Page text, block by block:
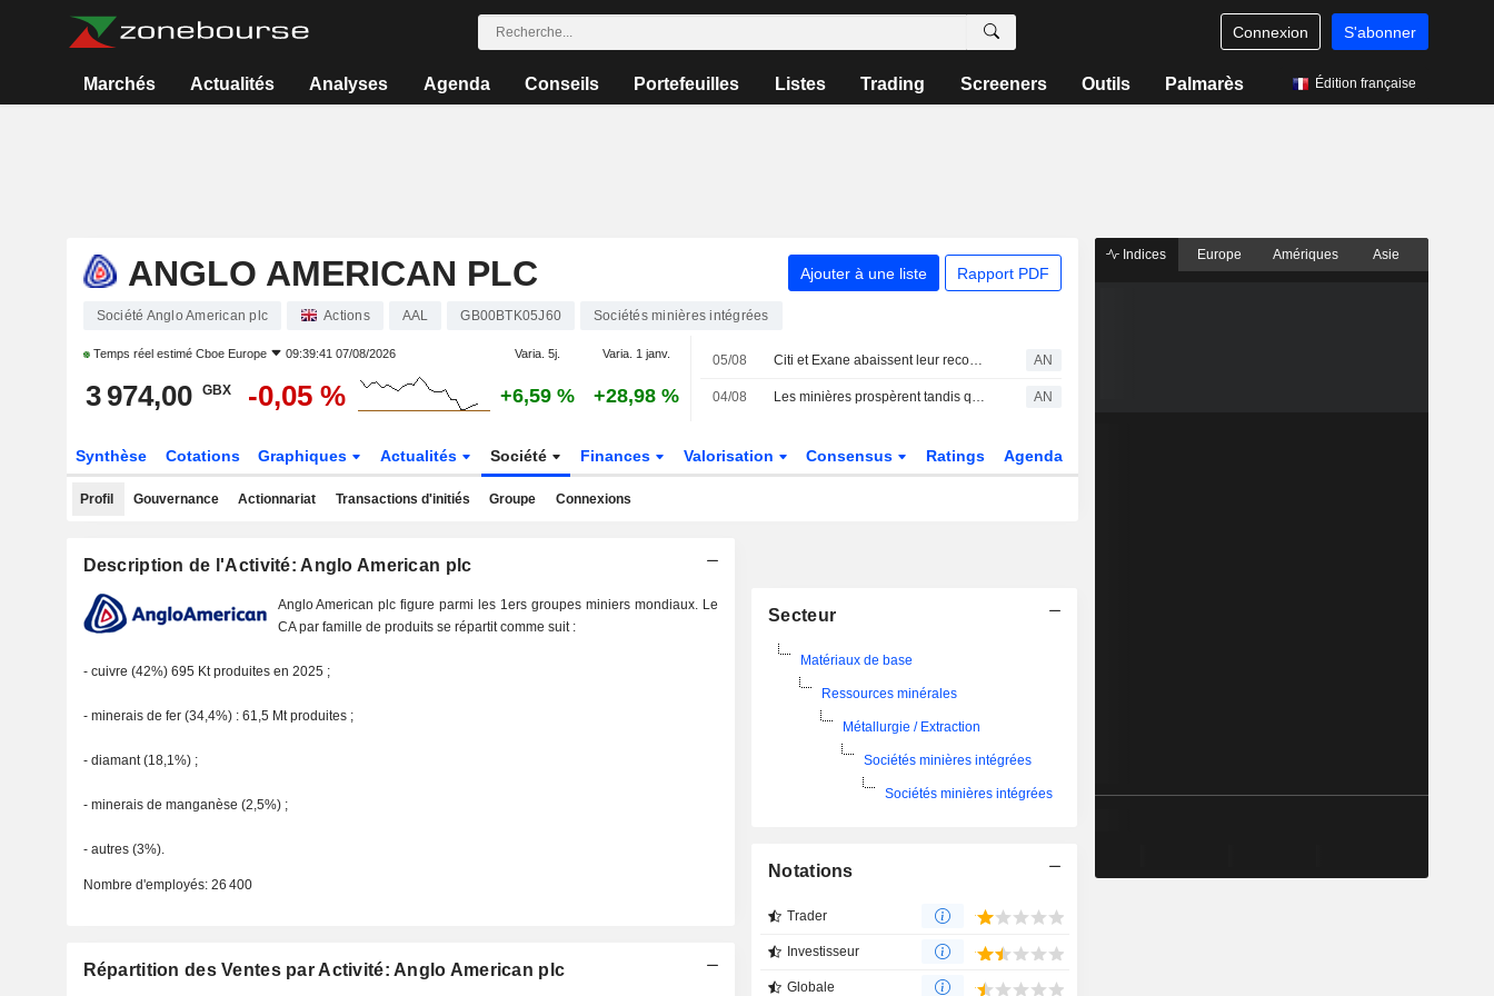
Connexion S'abonner
Marchés Actualités Analyses Agenda Conseils Portefeuilles Listes Trading Screeners Outils Palmarès Édition française
ANGLO AMERICAN PLC Ajouter à une liste Rapport PDF
Société Anglo American plc Actions AAL GB00BTK05J60 Sociétés minières intégrées
Temps réel estimé Cboe Europe 09:39:41 07/08/2026 Varia. 5j. Varia. 1 janv.
3 974,00 GBX -0,05 % +6,59 % +28,98 %
05/08 Citi et Exane abaissent leur recommandation sur HSBC ; LBBW dégrade Vodafone AN
04/08 Les minières prospèrent tandis que le pétrole chute face aux espoirs de paix AN
Synthèse Cotations Graphiques Actualités Société Finances Valorisation Consensus Ratings Agenda
Profil Gouvernance Actionnariat Transactions d'initiés Groupe Connexions
Description de l'Activité: Anglo American plc
Anglo American plc figure parmi les 1ers groupes miniers mondiaux. Le
CA par famille de produits se répartit comme suit :
- cuivre (42%) 695 Kt produites en 2025 ;
- minerais de fer (34,4%) : 61,5 Mt produites ;
- diamant (18,1%) ;
- minerais de manganèse (2,5%) ;
- autres (3%).
Nombre d'employés: 26 400
Répartition des Ventes par Activité: Anglo American plc
Secteur
Matériaux de base
Ressources minérales
Métallurgie / Extraction
Sociétés minières intégrées
Sociétés minières intégrées
Notations
Trader
Investisseur
Globale
Indices Europe Amériques Asie